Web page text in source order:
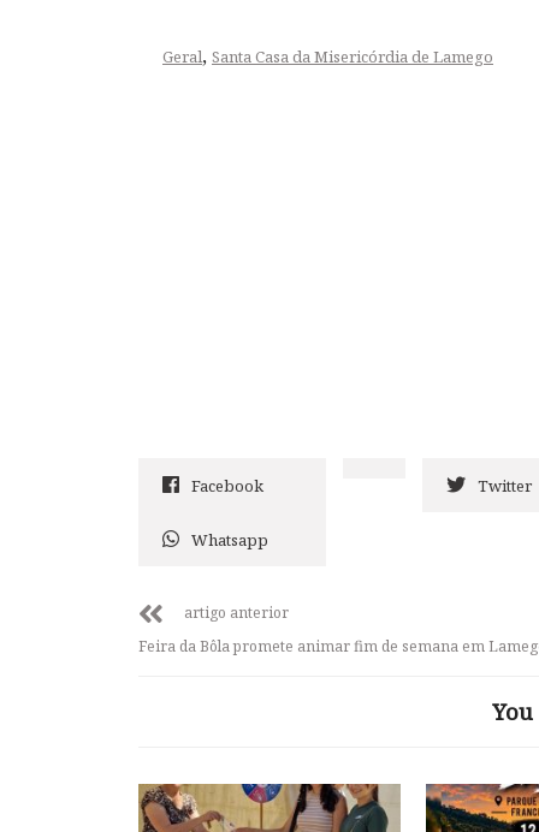
Geral, Santa Casa da Misericórdia de Lamego
Facebook Twitter
Whatsapp
artigo anterior
Feira da Bôla promete animar fim de semana em